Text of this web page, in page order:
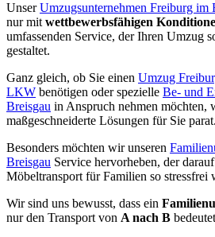
UnserUmzugsunternehmen Freiburg im
nur mit wettbewerbsfähigen
umfassenden Service, der Ihren Umzug
gestaltet.
Ganz gleich, ob Sie einen Umzug
LKW benötigen oder spezielle Be- und
Breisgau in Anspruch nehmen möchten,
maßgeschneiderte Lösungen für Sie parat.
Besonders möchten wir unseren
Breisgau Service hervorheben, der
Möbeltransport für Familien so stressfrei
Wir sind uns bewusst, dass ein
nur den Transport von A nach B